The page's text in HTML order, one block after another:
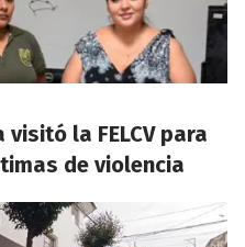
la FELCV para
de violencia